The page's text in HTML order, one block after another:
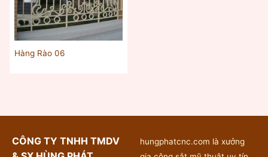
Hàng Rào 06
CÔNG TY TNHH TMDV
hungphatcnc.com là xưởng